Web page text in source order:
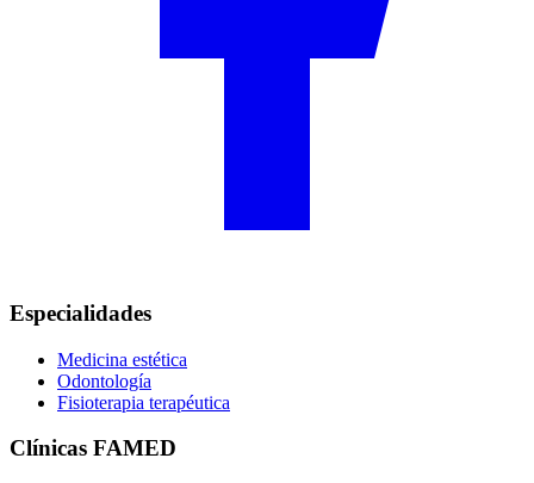
Especialidades
Medicina estética
Odontología
Fisioterapia terapéutica
Clínicas FAMED